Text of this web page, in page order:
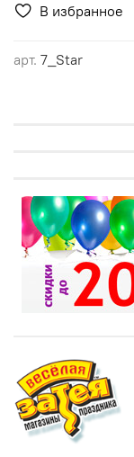
В избранное
арт. 7_Star